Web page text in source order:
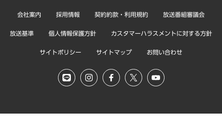
会社案内 採用情報 契約約款・利用規約 放送番組審議会
放送基準 個人情報保護方針 カスタマーハラスメントに対する方針
サイトポリシー サイトマップ お問い合わせ